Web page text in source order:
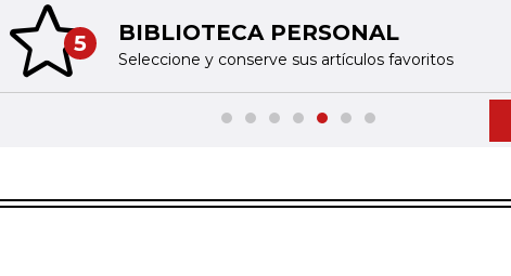
5 BIBLIOTECA PERSONAL
Seleccione y conserve sus artículos favoritos
slide